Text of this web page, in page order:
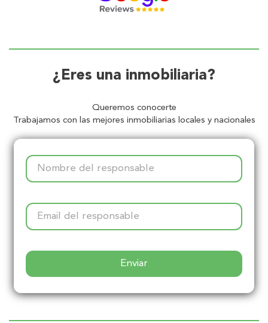
¿Eres una inmobiliaria?
Queremos conocerte
Trabajamos con las mejores inmobiliarias locales y nacionales